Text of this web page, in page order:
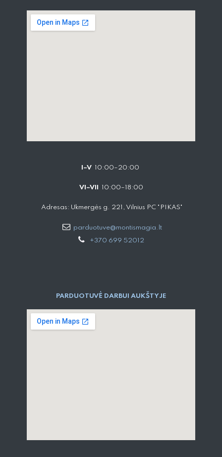
I–V 10:00–20:00
VI–VII 10:00–18:00
Adresas: Ukmergės g. 221, Vilnius PC "PIKAS"
parduotuve@montismagia.lt
+370 699 52012
PARDUOTUVĖ DARBUI AUKŠTYJE